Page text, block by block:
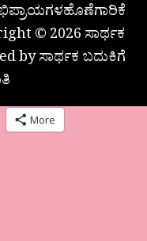
© 2026 ಸಾರ್ಥಕ
by ಸಾರ್ಥಕ ಬದುಕಿಗೆ
More